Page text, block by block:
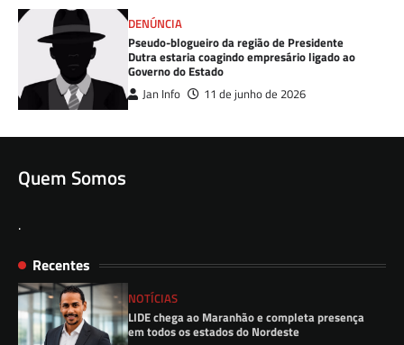
DENÚNCIA
Pseudo-blogueiro da região de Presidente
Dutra estaria coagindo empresário ligado ao
Governo do Estado
Jan Info 11 de junho de 2026
Quem Somos
.
Recentes
NOTÍCIAS
LIDE chega ao Maranhão e completa presença
em todos os estados do Nordeste